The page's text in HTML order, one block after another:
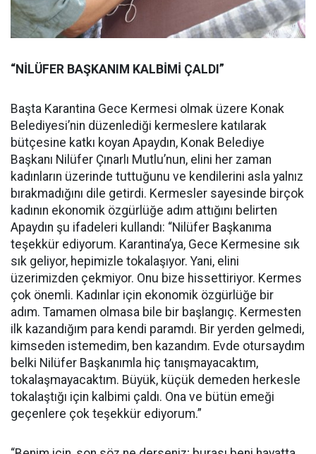
“NİLÜFER BAŞKANIM KALBİMİ ÇALDI”
Başta Karantina Gece Kermesi olmak üzere Konak
Belediyesi’nin düzenlediği kermeslere katılarak
bütçesine katkı koyan Apaydın, Konak Belediye
Başkanı Nilüfer Çınarlı Mutlu’nun, elini her zaman
kadınların üzerinde tuttuğunu ve kendilerini asla yalnız
bırakmadığını dile getirdi. Kermesler sayesinde birçok
kadının ekonomik özgürlüğe adım attığını belirten
Apaydın şu ifadeleri kullandı: “Nilüfer Başkanıma
teşekkür ediyorum. Karantina’ya, Gece Kermesine sık
sık geliyor, hepimizle tokalaşıyor. Yani, elini
üzerimizden çekmiyor. Onu bize hissettiriyor. Kermes
çok önemli. Kadınlar için ekonomik özgürlüğe bir
adım. Tamamen olmasa bile bir başlangıç. Kermesten
ilk kazandığım para kendi paramdı. Bir yerden gelmedi,
kimseden istemedim, ben kazandım. Evde otursaydım
belki Nilüfer Başkanımla hiç tanışmayacaktım,
tokalaşmayacaktım. Büyük, küçük demeden herkesle
tokalaştığı için kalbimi çaldı. Ona ve bütün emeği
geçenlere çok teşekkür ediyorum.”